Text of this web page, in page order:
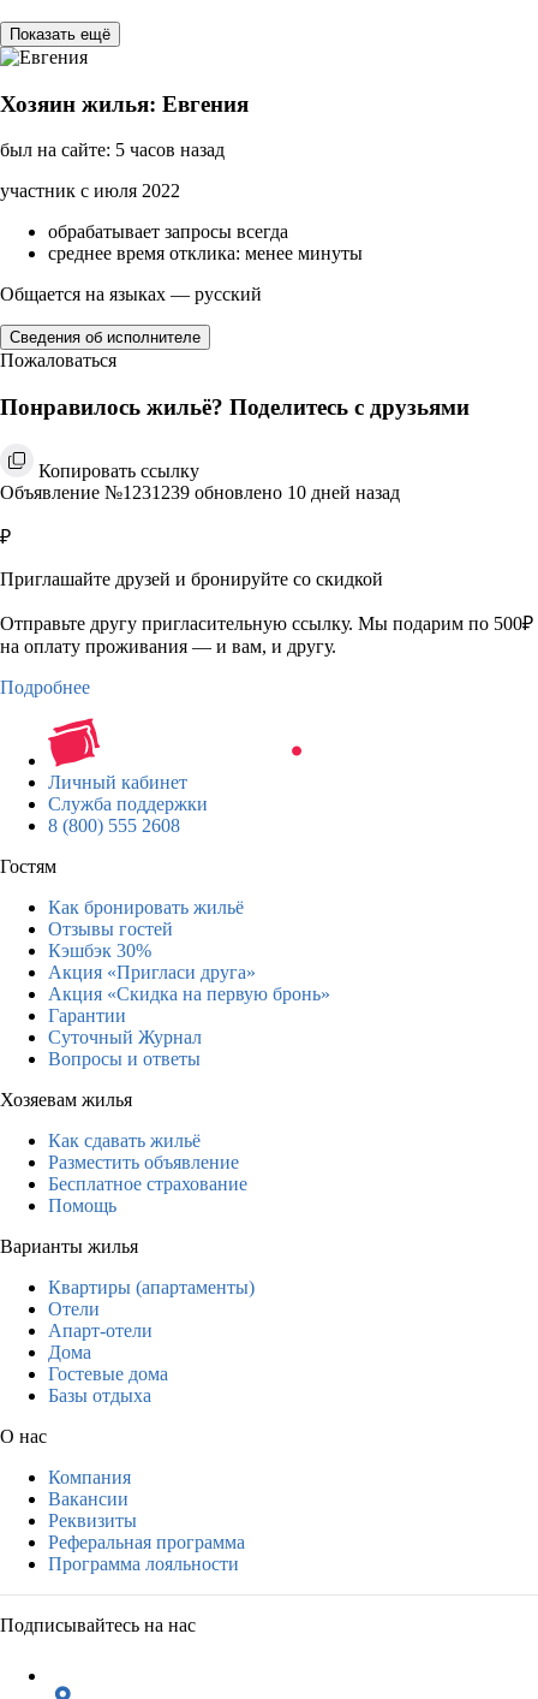
Показать ещё
Хозяин жилья: Евгения
был на сайте: 5 часов назад
участник с июля 2022
обрабатывает запросы всегда
среднее время отклика: менее минуты
Общается на языках — русский
Сведения об исполнителе
Пожаловаться
Понравилось жильё? Поделитесь с друзьями
Копировать ссылку
Объявление №1231239 обновлено 10 дней назад
₽
Приглашайте друзей и бронируйте со скидкой
Отправьте другу пригласительную ссылку. Мы подарим по 500₽
на оплату проживания — и вам, и другу.
Подробнее
Личный кабинет
Служба поддержки
8 (800) 555 2608
Гостям
Как бронировать жильё
Отзывы гостей
Кэшбэк 30%
Акция «Пригласи друга»
Акция «Скидка на первую бронь»
Гарантии
Суточный Журнал
Вопросы и ответы
Хозяевам жилья
Как сдавать жильё
Разместить объявление
Бесплатное страхование
Помощь
Варианты жилья
Квартиры (апартаменты)
Отели
Апарт-отели
Дома
Гостевые дома
Базы отдыха
О нас
Компания
Вакансии
Реквизиты
Реферальная программа
Программа лояльности
Подписывайтесь на нас